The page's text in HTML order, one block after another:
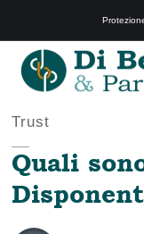
Trust
Quali